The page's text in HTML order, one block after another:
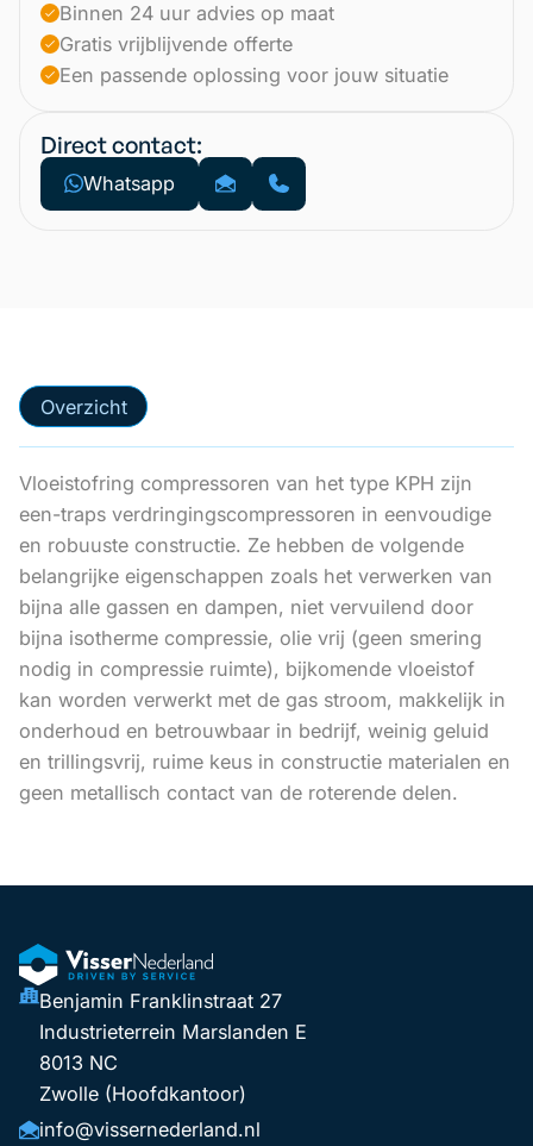
Binnen 24 uur advies op maat
Gratis vrijblijvende offerte
Een passende oplossing voor jouw situatie
Direct contact:
Whatsapp
Overzicht
Vloeistofring compressoren van het type KPH zijn
een-traps verdringingscompressoren in eenvoudige
en robuuste constructie. Ze hebben de volgende
belangrijke eigenschappen zoals het verwerken van
bijna alle gassen en dampen, niet vervuilend door
bijna isotherme compressie, olie vrij (geen smering
nodig in compressie ruimte), bijkomende vloeistof
kan worden verwerkt met de gas stroom, makkelijk in
onderhoud en betrouwbaar in bedrijf, weinig geluid
en trillingsvrij, ruime keus in constructie materialen en
geen metallisch contact van de roterende delen.
Benjamin Franklinstraat 27
Industrieterrein Marslanden E
8013 NC
Zwolle (Hoofdkantoor)
info@vissernederland.nl